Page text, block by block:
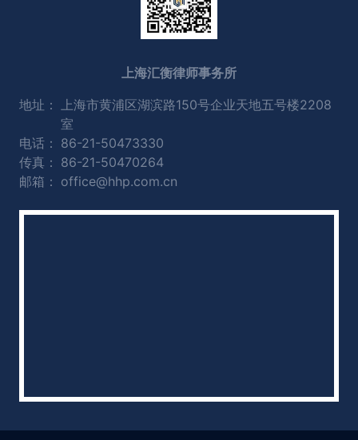
上海汇衡律师事务所
地址：
上海市黄浦区湖滨路150号企业天地五号楼2208
室
电话： 86-21-50473330
传真： 86-21-50470264
邮箱： office@hhp.com.cn